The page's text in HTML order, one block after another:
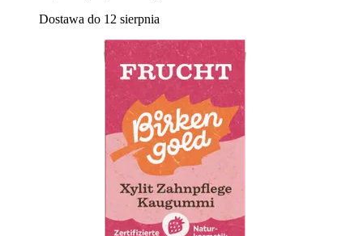
Dostawa do 12 sierpnia